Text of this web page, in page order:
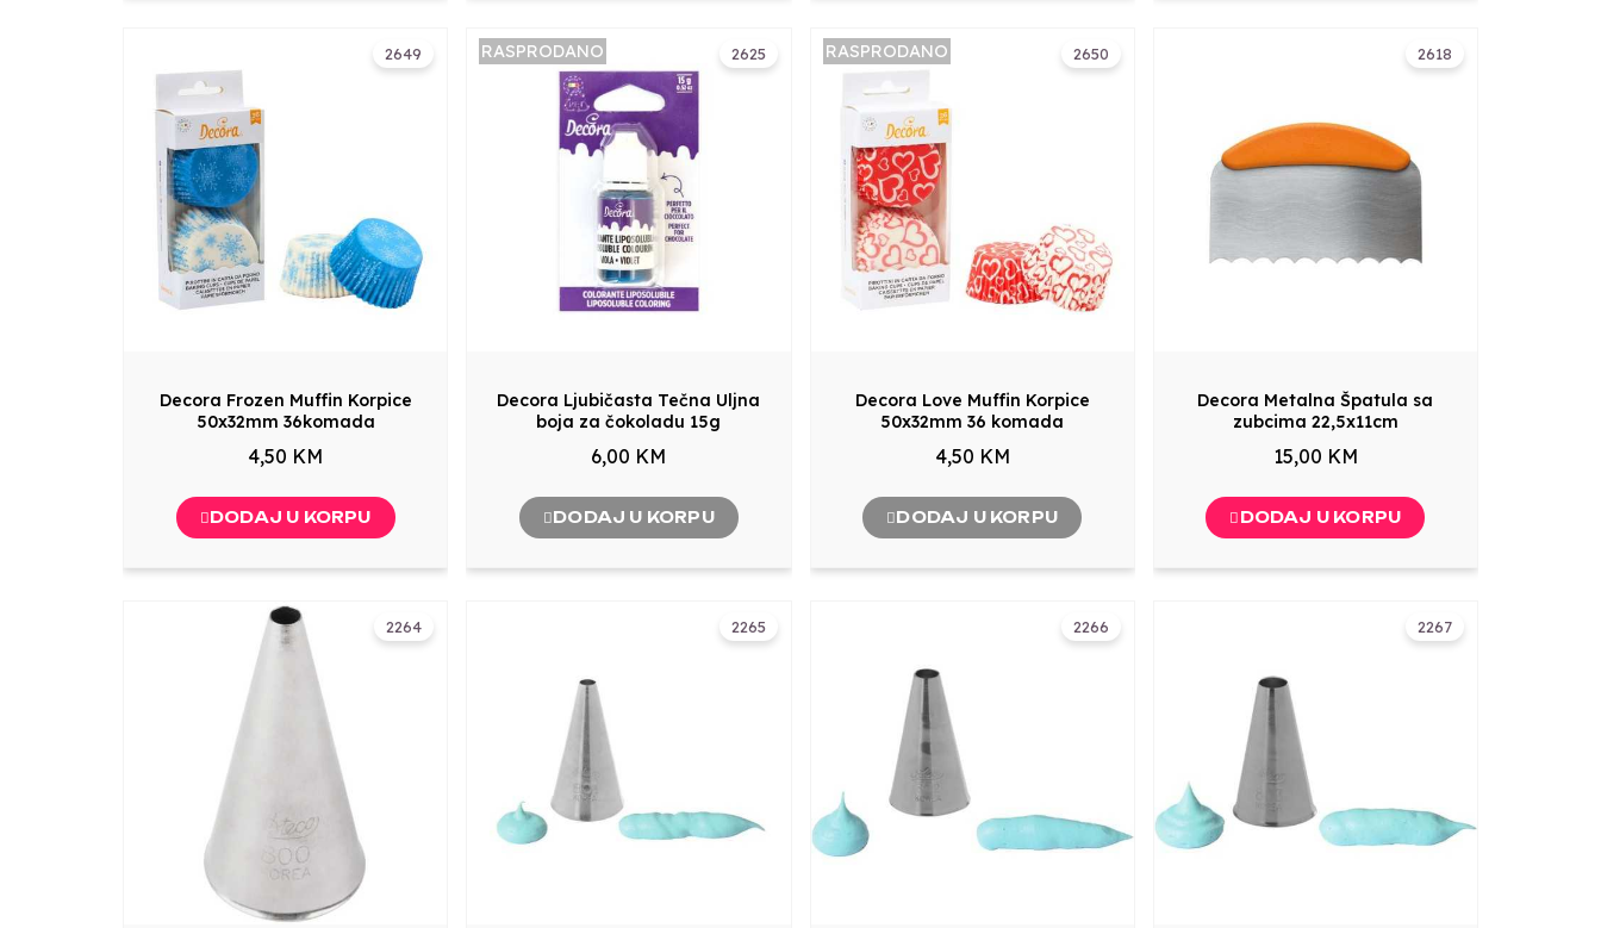
2649
Decora Frozen Muffin Korpice
50x32mm 36komada
4,50 KM
DODAJ U KORPU
2625
RASPRODANO
Decora Ljubičasta Tečna Uljna
boja za čokoladu 15g
6,00 KM
DODAJ U KORPU
2650
RASPRODANO
Decora Love Muffin Korpice
50x32mm 36 komada
4,50 KM
DODAJ U KORPU
2618
Decora Metalna Špatula sa
zubcima 22,5x11cm
15,00 KM
DODAJ U KORPU
2264 2265 2266 2267